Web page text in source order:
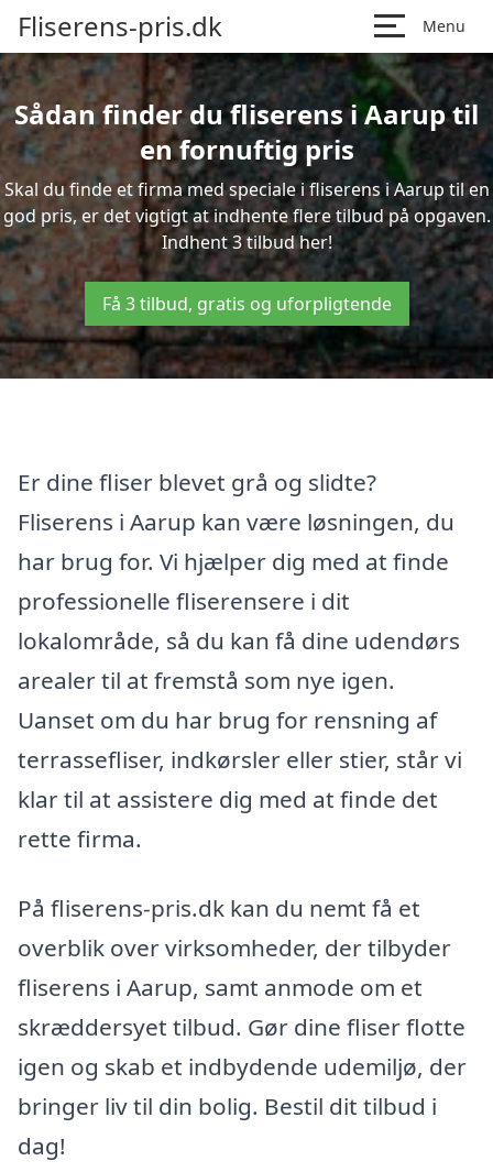
Fliserens-pris.dk Menu
Sådan finder du fliserens i Aarup til
en fornuftig pris
Skal du finde et firma med speciale i fliserens i Aarup til en
god pris, er det vigtigt at indhente flere tilbud på opgaven.
Indhent 3 tilbud her!
Få 3 tilbud, gratis og uforpligtende
Er dine fliser blevet grå og slidte?
Fliserens i Aarup kan være løsningen, du
har brug for. Vi hjælper dig med at finde
professionelle fliserensere i dit
lokalområde, så du kan få dine udendørs
arealer til at fremstå som nye igen.
Uanset om du har brug for rensning af
terrassefliser, indkørsler eller stier, står vi
klar til at assistere dig med at finde det
rette firma.
På fliserens-pris.dk kan du nemt få et
overblik over virksomheder, der tilbyder
fliserens i Aarup, samt anmode om et
skræddersyet tilbud. Gør dine fliser flotte
igen og skab et indbydende udemiljø, der
bringer liv til din bolig. Bestil dit tilbud i
dag!